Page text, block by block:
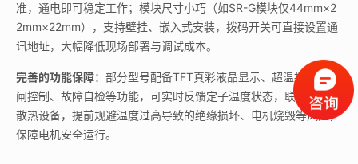
准，通电即可稳定工作；模块尺寸小巧（如SR-G模块仅44mm×2
2mm×22mm），支持壁挂、嵌入式安装，拨码开关可直接设置通
讯地址，大幅降低现场部署与调试成本。
完善的功能保障：部分型号配备TFT真彩液晶显示、超温报警、跳
闸控制、故障自检等功能，可实时反馈定子温度状态，联动风机等
散热设备，提前规避温度过高导致的绝缘损坏、电机烧毁等风险，
保障电机安全运行。